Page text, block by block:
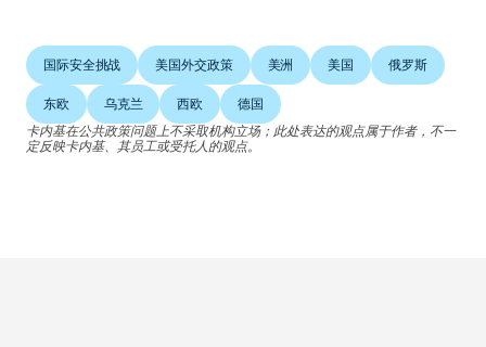
国际安全挑战 美国外交政策 美洲 美国 俄罗斯
东欧 乌克兰 西欧
德国
卡内基在公共政策问题上不采取机构立场；此处表达的观点属于作者，不一
定反映卡内基、其员工或受托人的观点。